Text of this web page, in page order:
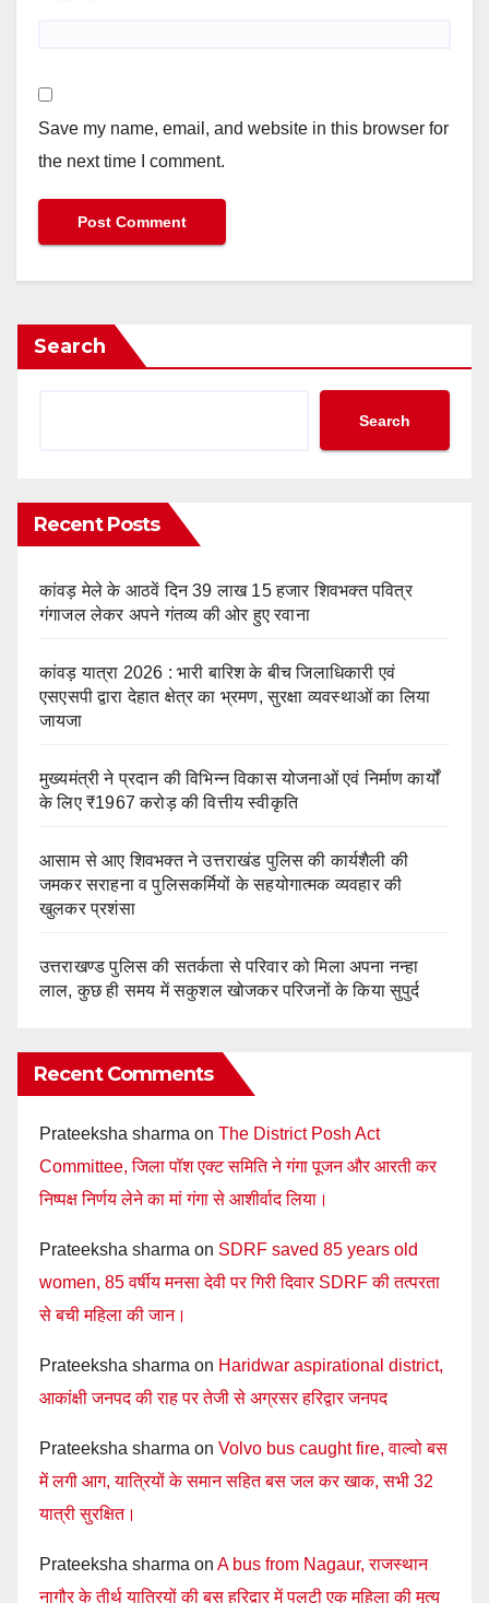
Save my name, email, and website in this browser for
the next time I comment.
Search
Search
Recent Posts
कांवड़ मेले के आठवें दिन 39 लाख 15 हजार शिवभक्त पवित्र
गंगाजल लेकर अपने गंतव्य की ओर हुए रवाना
कांवड़ यात्रा 2026 : भारी बारिश के बीच जिलाधिकारी एवं
एसएसपी द्वारा देहात क्षेत्र का भ्रमण, सुरक्षा व्यवस्थाओं का लिया
जायजा
मुख्यमंत्री ने प्रदान की विभिन्न विकास योजनाओं एवं निर्माण कार्यों
के लिए ₹1967 करोड़ की वित्तीय स्वीकृति
आसाम से आए शिवभक्त ने उत्तराखंड पुलिस की कार्यशैली की
जमकर सराहना व पुलिसकर्मियों के सहयोगात्मक व्यवहार की
खुलकर प्रशंसा
उत्तराखण्ड पुलिस की सतर्कता से परिवार को मिला अपना नन्हा
लाल, कुछ ही समय में सकुशल खोजकर परिजनों के किया सुपुर्द
Recent Comments
Prateeksha sharma on The District Posh Act
Committee, जिला पॉश एक्ट समिति ने गंगा पूजन और आरती कर
निष्पक्ष निर्णय लेने का मां गंगा से आशीर्वाद लिया।
Prateeksha sharma on SDRF saved 85 years old
women, 85 वर्षीय मनसा देवी पर गिरी दिवार SDRF की तत्परता
से बची महिला की जान।
Prateeksha sharma on Haridwar aspirational district,
आकांक्षी जनपद की राह पर तेजी से अग्रसर हरिद्वार जनपद
Prateeksha sharma on Volvo bus caught fire, वाल्वो बस
में लगी आग, यात्रियों के समान सहित बस जल कर खाक, सभी 32
यात्री सुरक्षित।
Prateeksha sharma on A bus from Nagaur, राजस्थान
नागौर के तीर्थ यात्रियों की बस हरिद्वार में पलटी एक महिला की मृत्यु